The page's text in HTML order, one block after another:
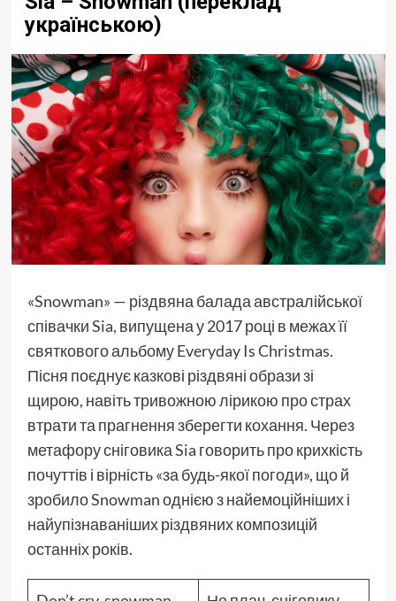
українською)
«Snowman» — різдвяна балада австралійської
співачки Sia, випущена у 2017 році в межах її
святкового альбому Everyday Is Christmas.
Пісня поєднує казкові різдвяні образи зі
щирою, навіть тривожною лірикою про страх
втрати та прагнення зберегти кохання. Через
метафору сніговика Sia говорить про крихкість
почуттів і вірність «за будь-якої погоди», що й
зробило Snowman однією з найемоційніших і
найупізнаваніших різдвяних композицій
останніх років.